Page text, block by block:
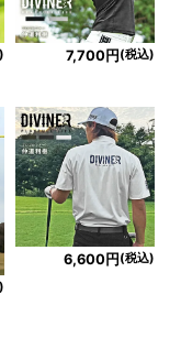
7,700円 (税込)
6,600円 (税込)